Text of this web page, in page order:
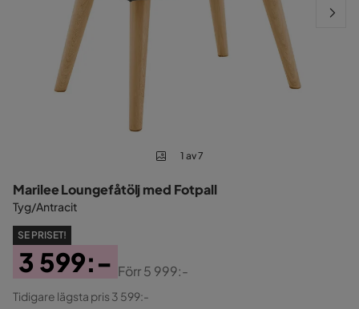
1 av 7
Marilee Loungefåtölj med Fotpall
Tyg/Antracit
SE PRISET!
Pris
3 599:-
Original
Förr5 999:-
Tidigare lägsta pris 3 599:-